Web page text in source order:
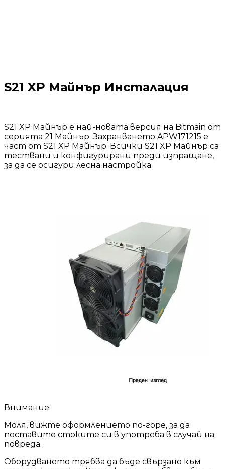
S21 XP Майнър Инсталация
S21 XP Майнър е най-новата версия на Bitmain от
серията 21 Майнър. Захранването APW171215 е
част от S21 XP Майнър. Всички S21 XP Майнър са
тествани и конфигурирани преди изпращане,
за да се осигури лесна настройка.
Внимание:
Моля, вижте оформлението по-горе, за да
поставите стоките си в употреба в случай на
повреда.
Оборудването трябва да бъде свързано към